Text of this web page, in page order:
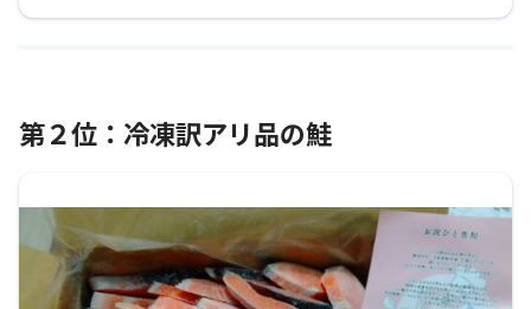
第２位：冷凍訳アリ品の鮭